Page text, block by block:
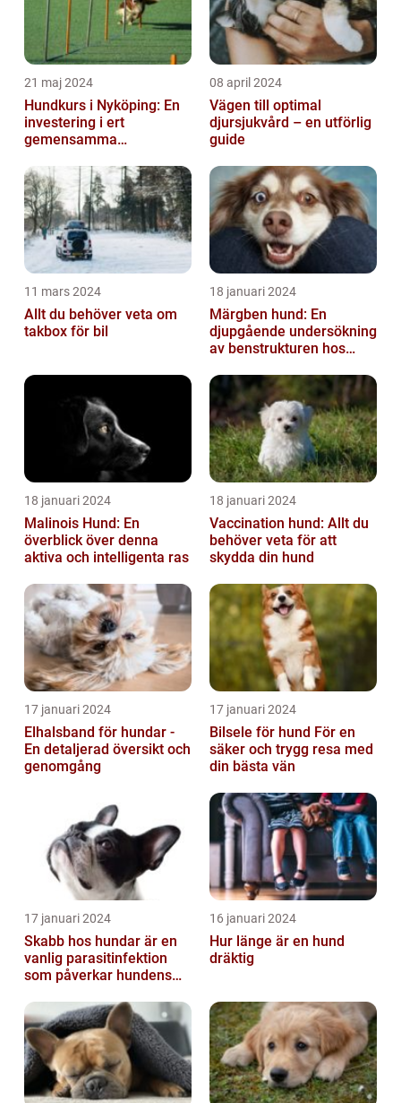
21 maj 2024
Hundkurs i Nyköping: En
investering i ert
gemensamma
08 april 2024
Vägen till optimal
djursjukvård – en utförlig
guide
11 mars 2024
Allt du behöver veta om
takbox för bil
18 januari 2024
Märgben hund: En
djupgående undersökning
av benstrukturen hos
18 januari 2024
Malinois Hund: En
överblick över denna
aktiva och intelligenta ras
18 januari 2024
Vaccination hund: Allt du
behöver veta för att
skydda din hund
17 januari 2024
Elhalsband för hundar -
En detaljerad översikt och
genomgång
17 januari 2024
Bilsele för hund För en
säker och trygg resa med
din bästa vän
17 januari 2024
Skabb hos hundar är en
vanlig parasitinfektion
som påverkar hundens
16 januari 2024
Hur länge är en hund
dräktig